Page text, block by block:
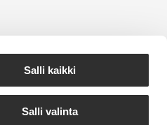
Salli kaikki
Salli valinta